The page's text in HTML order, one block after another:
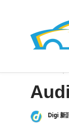
HOME»車
Digi 新